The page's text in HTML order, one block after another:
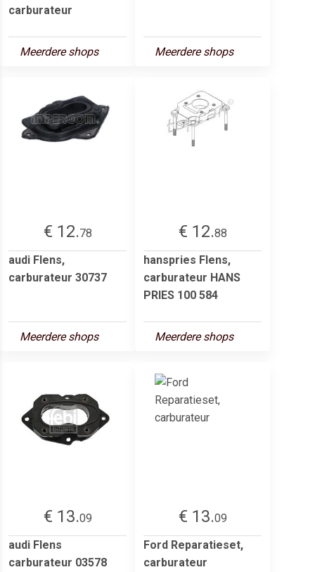
carburateur
Meerdere shops Meerdere shops
€ 12.78
audi Flens,
carburateur 30737
Meerdere shops
€ 12.88
hanspries Flens,
carburateur HANS
PRIES 100 584
Meerdere shops
€ 13.09
audi Flens
carburateur 03578
€ 13.09
Ford Reparatieset,
carburateur